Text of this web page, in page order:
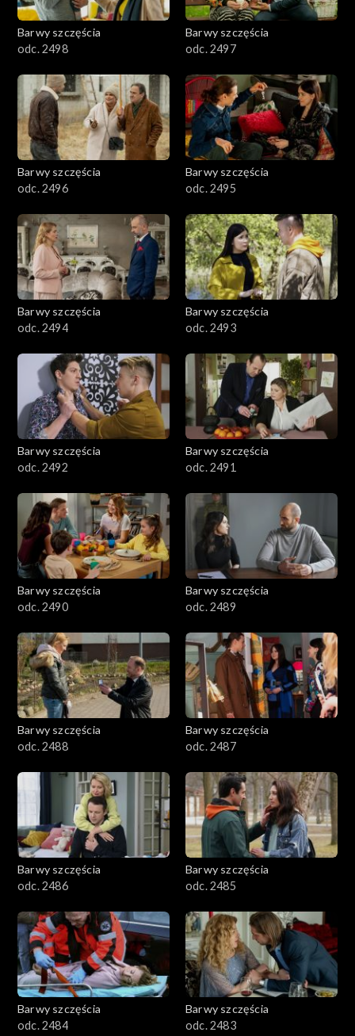
2701–2800
2501–2600
2401–2500
2301–2400
2201–2300
2101–2200
2001–2100
1801–1900
1701–1800
1601–1700
1501–1600
1401–1500
1301–1400
1101–1200
1001–1100
901–1000
801–900
782–800
Barwy szczęścia
odc. 2498
Barwy szczęścia
odc. 2497
Barwy szczęścia
odc. 2496
Barwy szczęścia
odc. 2495
Barwy szczęścia
odc. 2494
Barwy szczęścia
odc. 2493
Barwy szczęścia
odc. 2492
Barwy szczęścia
odc. 2491
Barwy szczęścia
odc. 2490
Barwy szczęścia
odc. 2489
Barwy szczęścia
odc. 2488
Barwy szczęścia
odc. 2487
Barwy szczęścia
odc. 2486
Barwy szczęścia
odc. 2485
Barwy szczęścia
odc. 2484
Barwy szczęścia
odc. 2483